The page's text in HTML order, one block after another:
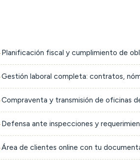
Planificación fiscal y cumplimiento de
Gestión laboral completa: contratos,
Compraventa y transmisión de oficinas
Defensa ante inspecciones y
Área de clientes online con tu